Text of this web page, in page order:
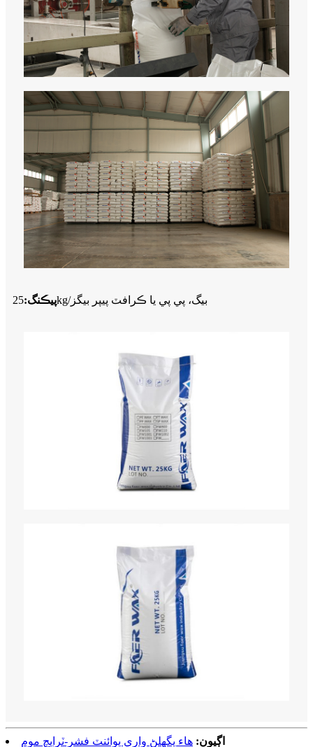
پيڪنگ: 25kg/بيگ، پي پي يا ڪرافٽ پيپر بيگز
اڳيون: هاء پگھلڻ واري پوائنٽ فشر-ٽراپچ موم